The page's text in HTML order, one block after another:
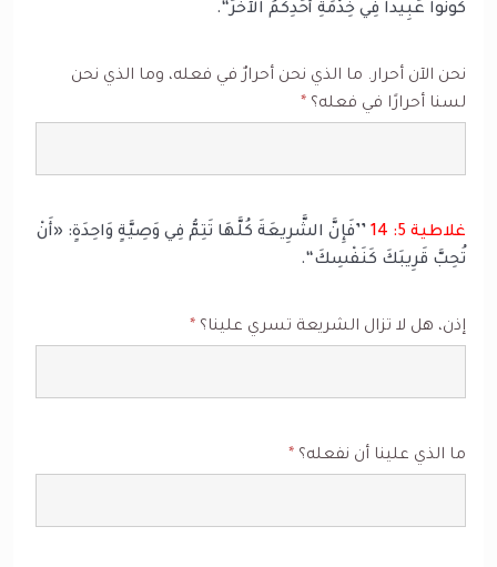
كُونُوا عَبِيداً فِي خِدْمَةِ أَحَدِكُمُ الآخَرَ‘‘.
نحن الآن أحرار. ما الذي نحن أحرارٌ في فعله، وما الذي نحن
لسنا أحرارًا في فعله؟ *
غلاطية 5: 14
’’فَإِنَّ الشَّرِيعَةَ كُلَّهَا تَتِمُّ فِي وَصِيَّةٍ وَاحِدَةٍ: «أَنْ
تُحِبَّ قَرِيبَكَ كَنَفْسِكَ‘‘.
إذن، هل لا تزال الشريعة تسري علينا؟ *
ما الذي علينا أن نفعله؟ *